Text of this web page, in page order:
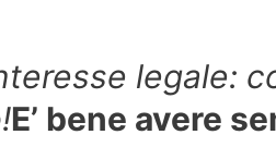
legale:
E’ bene avere